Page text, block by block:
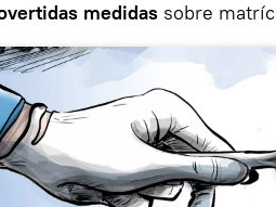
medidas sobre